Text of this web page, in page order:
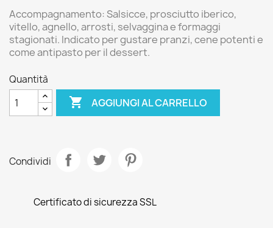
Accompagnamento:Salsicce, prosciutto iberico,
vitello, agnello, arrosti, selvaggina e formaggi
stagionati. Indicato per gustare pranzi, cene potenti e
come antipasto per il dessert.
Quantità
 AGGIUNGI AL CARRELLO
Condividi
Certificato di sicurezza SSL